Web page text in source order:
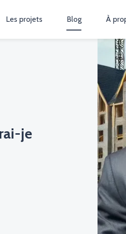
Les projets Blog À
je